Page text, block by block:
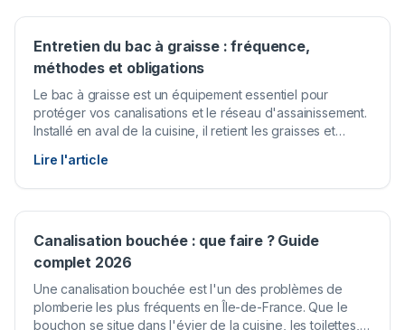
Entretien du bac à graisse : fréquence,
méthodes et obligations
Le bac à graisse est un équipement essentiel pour
protéger vos canalisations et le réseau d'assainissement.
Installé en aval de la cuisine, il retient les graisses et
d'évacuation. Mais pour remplir son rôle efficacement, il
doit être entretenu régulièrement.
Lire l'article
Canalisation bouchée : que faire ? Guide
complet 2026
Une canalisation bouchée est l'un des problèmes de
plomberie les plus fréquents en Île-de-France. Que le
bouchon se situe dans l'évier de la cuisine, les toilettes,